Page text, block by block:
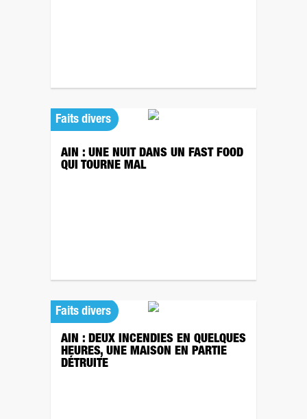
Faits divers
AIN : UNE NUIT DANS UN FAST FOOD
QUI TOURNE MAL
Faits divers
AIN : DEUX INCENDIES EN QUELQUES
HEURES, UNE MAISON EN PARTIE
DÉTRUITE